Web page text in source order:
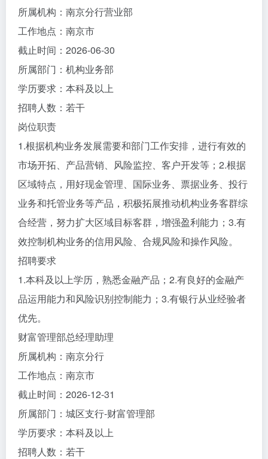
所属机构：南京分行营业部
工作地点：南京市
截止时间：2026-06-30
所属部门：机构业务部
学历要求：本科及以上
招聘人数：若干
岗位职责
1.根据机构业务发展需要和部门工作安排，进行有效的
市场开拓、产品营销、风险监控、客户开发等；2.根据
区域特点，用好现金管理、国际业务、票据业务、投行
业务和托管业务等产品，积极拓展推动机构业务客群综
合经营，努力扩大区域目标客群，增强盈利能力；3.有
效控制机构业务的信用风险、合规风险和操作风险。
招聘要求
1.本科及以上学历，熟悉金融产品；2.有良好的金融产
品运用能力和风险识别控制能力；3.有银行从业经验者
优先。
财富管理部总经理助理
所属机构：南京分行
工作地点：南京市
截止时间：2026-12-31
所属部门：城区支行-财富管理部
学历要求：本科及以上
招聘人数：若干